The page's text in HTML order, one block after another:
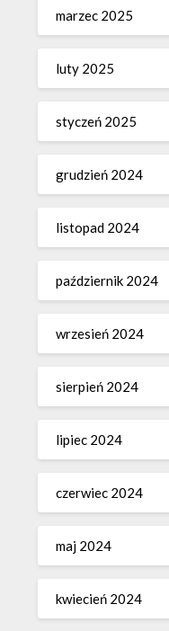
marzec 2025
luty 2025
styczeń 2025
grudzień 2024
listopad 2024
październik 2024
wrzesień 2024
sierpień 2024
lipiec 2024
czerwiec 2024
maj 2024
kwiecień 2024